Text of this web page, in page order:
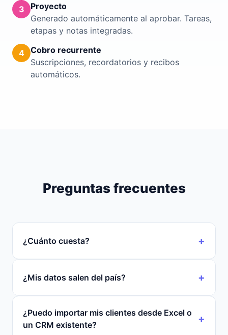
3
Proyecto
Generado automáticamente al aprobar. Tareas,
etapas y notas integradas.
4
Cobro recurrente
Suscripciones, recordatorios y recibos
automáticos.
Preguntas frecuentes
¿Cuánto cuesta?
¿Mis datos salen del país?
¿Puedo importar mis clientes desde Excel o
un CRM existente?